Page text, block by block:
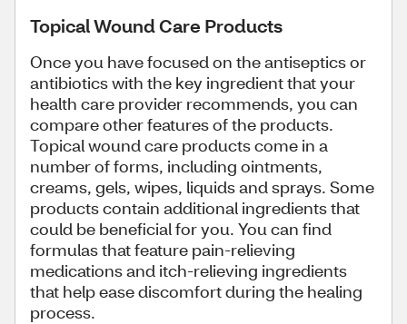
Topical Wound Care Products
Once you have focused on the antiseptics or
antibiotics with the key ingredient that your
health care provider recommends, you can
compare other features of the products.
Topical wound care products come in a
number of forms, including ointments,
creams, gels, wipes, liquids and sprays. Some
products contain additional ingredients that
could be beneficial for you. You can find
formulas that feature pain-relieving
medications and itch-relieving ingredients
that help ease discomfort during the healing
process.